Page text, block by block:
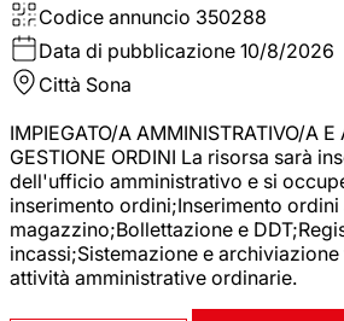
Codice annuncio 350288
Data di pubblicazione 10/8/2026
Città Sona
IMPIEGATO/A AMMINISTRATIVO/A
GESTIONE ORDINI La risorsa sarà
dell'ufficio amministrativo e si
inserimento ordini;Inserimento ordini
magazzino;Bollettazione e
incassi;Sistemazione e
attività amministrative ordinarie.